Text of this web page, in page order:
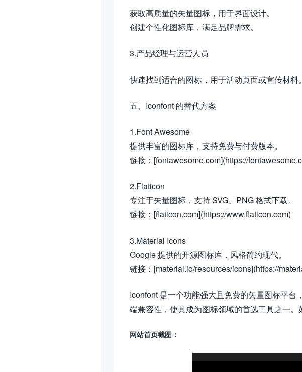
获取高质量的矢量图标，用于界面设计。
创建个性化图标库，满足品牌需求。
3.产品经理与运营人员
快速找到适合的图标，用于活动页面或宣传材料。
五、Iconfont 的替代方案
1.Font Awesome
提供丰富的图标库，支持免费与付费版本。
链接：[fontawesome.com](https://
2.Flaticon
专注于矢量图标，支持 SVG、PNG 格式下载。
链接：[flaticon.com](https://www.flaticon.com)
3.Material Icons
Google 提供的开源图标库，风格简约现代。
链接：[material.io/resources/icons](https://
Iconfont 是一个功能强大且免费的矢量图标平
端兼容性，使其成为图标领域的首选工具之一
网站首页截图：